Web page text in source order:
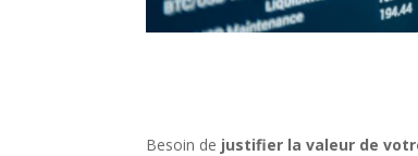
Besoin de justifier la valeur de